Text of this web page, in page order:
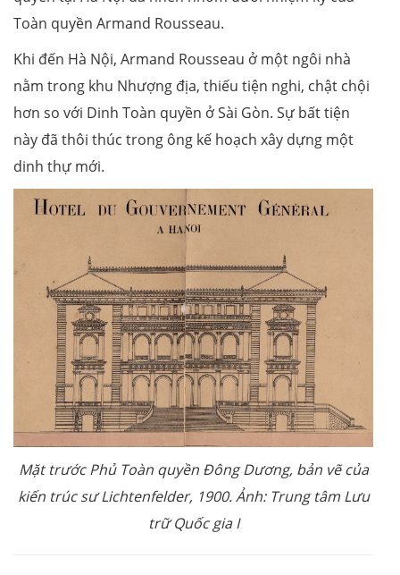
Toàn quyền Armand Rousseau.
Khi đến Hà Nội, Armand Rousseau ở một ngôi nhà
nằm trong khu Nhượng địa, thiếu tiện nghi, chật chội
hơn so với Dinh Toàn quyền ở Sài Gòn. Sự bất tiện
này đã thôi thúc trong ông kế hoạch xây dựng một
dinh thự mới.
Mặt trước Phủ Toàn quyền Đông Dương, bản vẽ của
kiến trúc sư Lichtenfelder, 1900. Ảnh: Trung tâm Lưu
trữ Quốc gia I